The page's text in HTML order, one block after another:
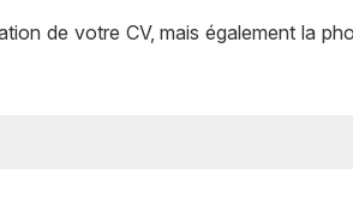
de votre CV, mais également la